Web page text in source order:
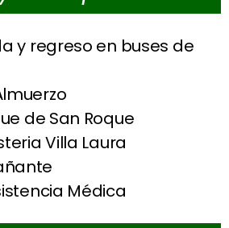
y regreso en buses de
de San Roque
Villa Laura
Médica